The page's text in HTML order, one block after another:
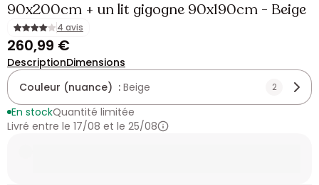
90x200cm + un lit gigogne 90x190cm - Beige
4 avis
260,99 €
DescriptionDimensions
Couleur (nuance) : Beige 2
En stockQuantité limitée
Livré entre le 17/08 et le 25/08